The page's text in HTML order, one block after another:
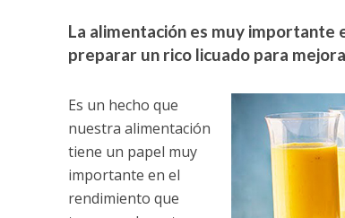
La alimentación es muy
preparar un rico licuado para
Es un hecho que
nuestra alimentación
tiene un papel muy
importante en el
rendimiento que